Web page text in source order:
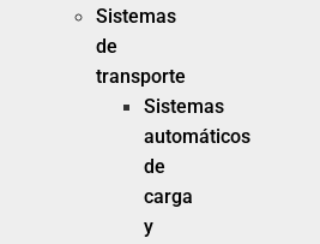
Sistemas
de
transporte
Sistemas
automáticos
de
carga
y